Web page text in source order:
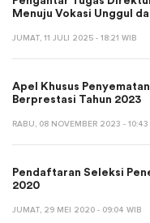
Menuju Vokasi Unggul
JUMAT, 11 JULI 2025 - 18:21 WIB
Apel Khusus
Berprestasi Tahun 2023
RABU, 08 NOVEMBER 2023 - 10:43
Pendaftaran Seleksi
2020
JUMAT, 29 MEI 2020 - 09:04 WIB